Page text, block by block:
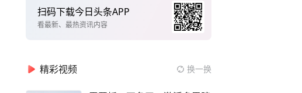
扫码下载今日头条APP
看最新、最热资讯内容
精彩视频 换一换